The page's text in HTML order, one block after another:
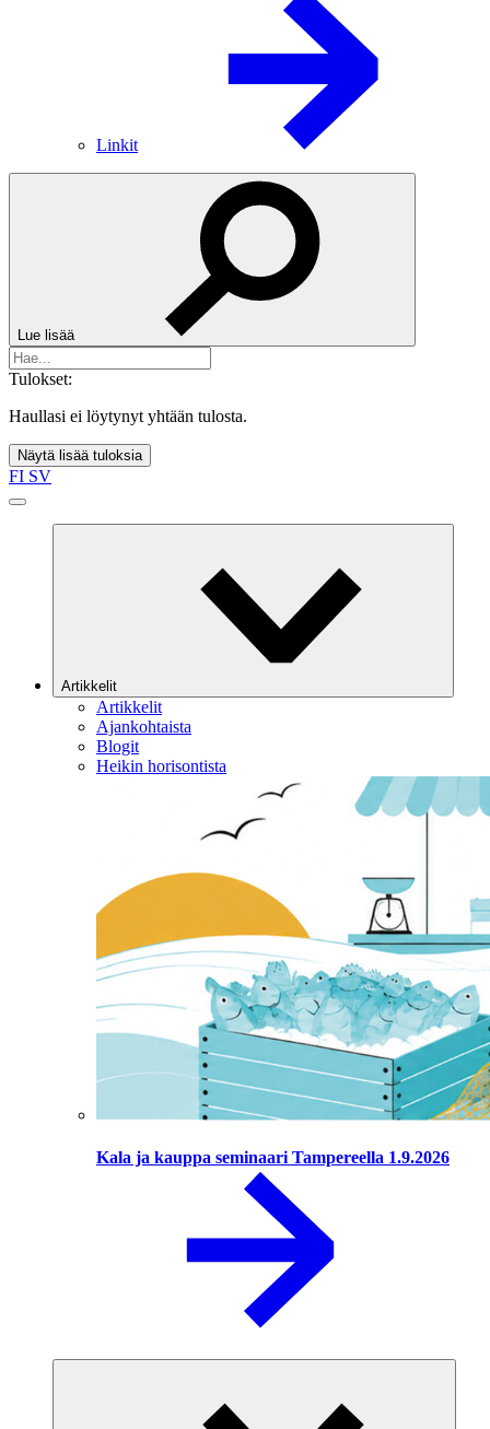
Linkit
Lue lisää
Tulokset:
Haullasi ei löytynyt yhtään tulosta.
Näytä lisää tuloksia
FI SV
Artikkelit
Artikkelit
Ajankohtaista
Blogit
Heikin horisontista
Kala ja kauppa seminaari Tampereella 1.9.2026